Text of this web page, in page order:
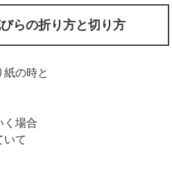
らの折り方と切り方
の時と
く場合
いて